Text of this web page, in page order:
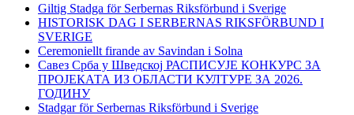
Giltig Stadga för Serbernas Riksförbund i Sverige
HISTORISK DAG I SERBERNAS RIKSFÖRBUND I
SVERIGE
Ceremoniellt firande av Savindan i Solna
Савез Срба у Шведској РАСПИСУЈЕ КОНКУРС ЗА
ПРОЈЕКАТА ИЗ ОБЛАСТИ КУЛТУРЕ ЗА 2026.
ГОДИНУ
Stadgar för Serbernas Riksförbund i Sverige